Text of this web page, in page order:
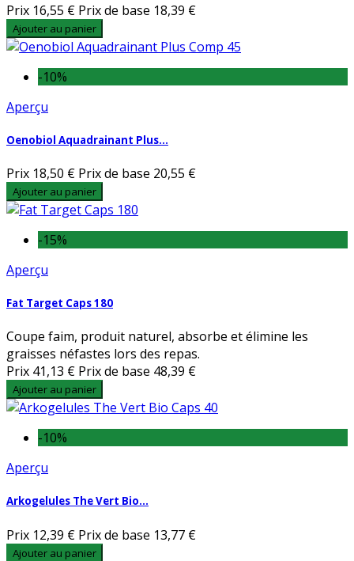
Prix 16,55 € Prix de base 18,39 €
Ajouter au panier
-10%
Aperçu
Oenobiol Aquadrainant Plus...
Prix 18,50 € Prix de base 20,55 €
Ajouter au panier
-15%
Aperçu
Fat Target Caps 180
Coupe faim, produit naturel, absorbe et élimine les
graisses néfastes lors des repas.
Prix 41,13 € Prix de base 48,39 €
Ajouter au panier
-10%
Aperçu
Arkogelules The Vert Bio...
Prix 12,39 € Prix de base 13,77 €
Ajouter au panier